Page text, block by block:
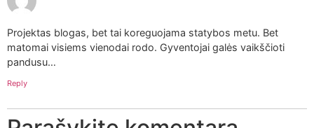
Projektas blogas, bet tai koreguojama statybos metu. Bet
matomai visiems vienodai rodo. Gyventojai galės vaikščioti
pandusu…
Reply